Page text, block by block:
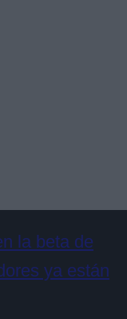
la beta de
ya están